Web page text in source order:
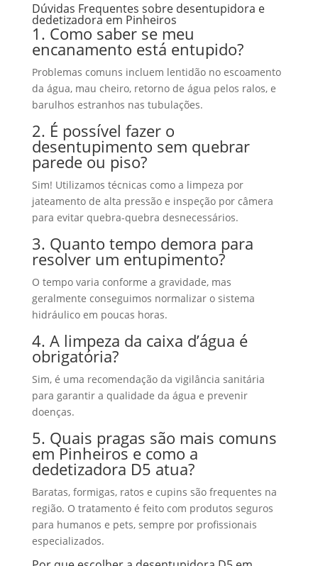
Dúvidas Frequentes sobre desentupidora e
dedetizadora em Pinheiros
1. Como saber se meu
encanamento está entupido?
Problemas comuns incluem lentidão no escoamento
da água, mau cheiro, retorno de água pelos ralos, e
barulhos estranhos nas tubulações.
2. É possível fazer o
desentupimento sem quebrar
parede ou piso?
Sim! Utilizamos técnicas como a limpeza por
jateamento de alta pressão e inspeção por câmera
para evitar quebra-quebra desnecessários.
3. Quanto tempo demora para
resolver um entupimento?
O tempo varia conforme a gravidade, mas
geralmente conseguimos normalizar o sistema
hidráulico em poucas horas.
4. A limpeza da caixa d’água é
obrigatória?
Sim, é uma recomendação da vigilância sanitária
para garantir a qualidade da água e prevenir
doenças.
5. Quais pragas são mais comuns
em Pinheiros e como a
dedetizadora D5 atua?
Baratas, formigas, ratos e cupins são frequentes na
região. O tratamento é feito com produtos seguros
para humanos e pets, sempre por profissionais
especializados.